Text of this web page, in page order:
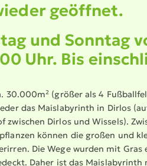
geöffnet.
und Sonntag
Uhr. Bis
30.000m² (größer als 4
das Maisla­by­rinth in Dirlos
zwischen Dirlos und Wissels).
können die großen und
Die Wege wurden mit Gras
Daher ist das